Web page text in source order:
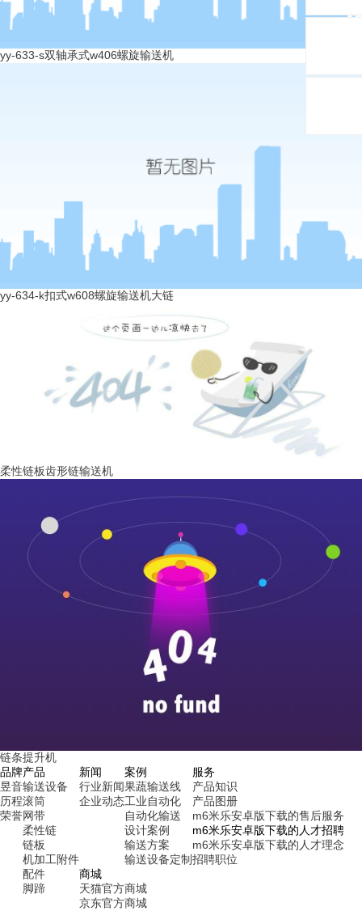
yy-633-s双轴承式w406螺旋输送机
yy-634-k扣式w608螺旋输送机大链
柔性链板齿形链输送机
链条提升机
品牌
昱音
历程
荣誉
产品
输送设备
滚筒
网带
柔性链
链板
机加工附件
配件
脚蹄
新闻
行业新闻
企业动态
案例
果蔬输送线
工业自动化
自动化输送
设计案例
输送方案
输送设备定制
服务
产品知识
产品图册
m6米乐安卓版下载的售后服务
m6米乐安卓版下载的人才招聘
m6米乐安卓版下载的人才理念
招聘职位
商城
天猫官方商城
京东官方商城